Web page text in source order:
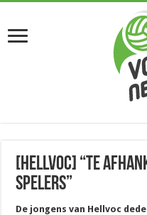
[Hellvoc] “Te
spelers”
De jongens van Hellvoc